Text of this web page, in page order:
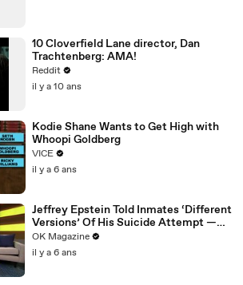
10 Cloverfield Lane director, Dan
Trachtenberg: AMA!
Reddit
il y a 10 ans
Kodie Shane Wants to Get High with
Whoopi Goldberg
VICE
il y a 6 ans
Jeffrey Epstein Told Inmates ‘Different
Versions’ Of His Suicide Attempt —
Watch
OK Magazine
il y a 6 ans